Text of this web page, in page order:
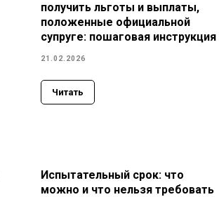
получить льготы и выплаты,
положенные официальной
супруге: пошаговая инструкция
21.02.2026
Читать
Испытательный срок: что
можно и что нельзя требовать